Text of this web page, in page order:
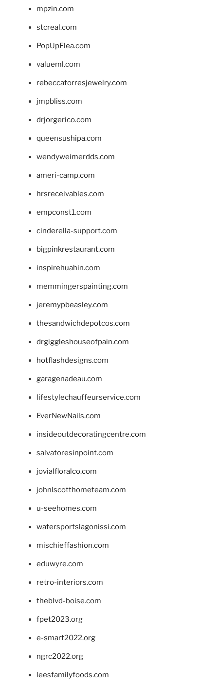
mpzin.com
stcreal.com
PopUpFlea.com
valueml.com
rebeccatorresjewelry.com
jmpbliss.com
drjorgerico.com
queensushipa.com
wendyweimerdds.com
ameri-camp.com
hrsreceivables.com
empconst1.com
cinderella-support.com
bigpinkrestaurant.com
inspirehuahin.com
memmingerspainting.com
jeremypbeasley.com
thesandwichdepotcos.com
drgiggleshouseofpain.com
hotflashdesigns.com
garagenadeau.com
lifestylechauffeurservice.com
EverNewNails.com
insideoutdecoratingcentre.com
salvatoresinpoint.com
jovialfloralco.com
johnlscotthometeam.com
u-seehomes.com
watersportslagonissi.com
mischieffashion.com
eduwyre.com
retro-interiors.com
theblvd-boise.com
fpet2023.org
e-smart2022.org
ngrc2022.org
leesfamilyfoods.com